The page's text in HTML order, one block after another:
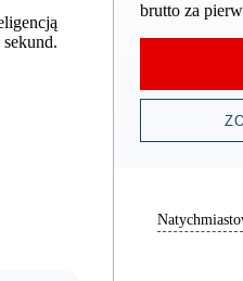
brutto za